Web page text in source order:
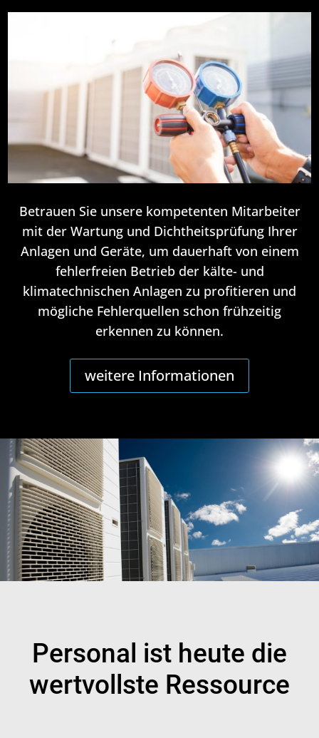
Betrauen Sie unsere kompetenten Mitarbeiter
mit der Wartung und Dichtheitsprüfung Ihrer
Anlagen und Geräte, um dauerhaft von einem
fehlerfreien Betrieb der kälte- und
klimatechnischen Anlagen zu profitieren und
mögliche Fehlerquellen schon frühzeitig
erkennen zu können.
weitere Informationen
Personal ist heute die
wertvollste Ressource